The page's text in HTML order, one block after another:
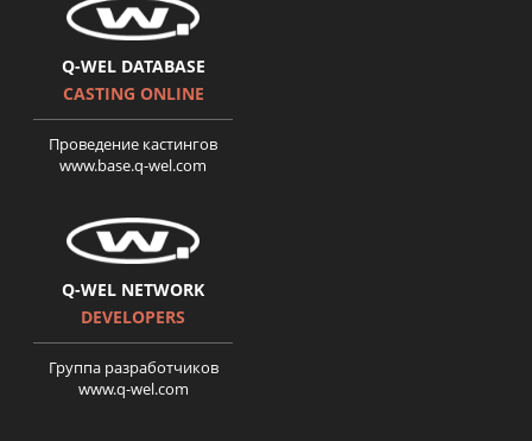
Q-WEL DATABASE
CASTING ONLINE
Проведение кастингов
www.base.q-wel.com
Q-WEL NETWORK
DEVELOPERS
Группа разработчиков
www.q-wel.com